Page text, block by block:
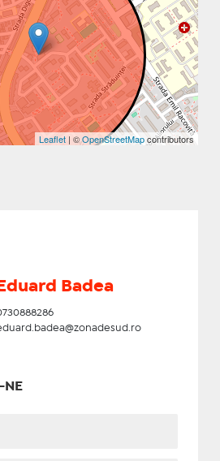
Leaflet | ©OpenStreetMapcontributors
Eduard Badea
NE